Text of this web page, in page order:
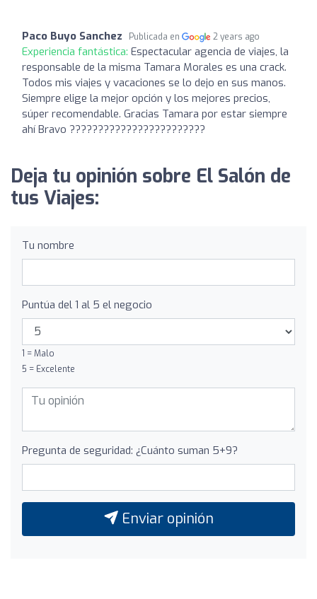
Paco Buyo Sanchez Publicada en 2 years ago
Experiencia fantástica: Espectacular agencia de viajes, la
responsable de la misma Tamara Morales es una crack.
Todos mis viajes y vacaciones se lo dejo en sus manos.
Siempre elige la mejor opción y los mejores precios,
súper recomendable. Gracias Tamara por estar siempre
ahí Bravo ????????????????????????
Deja tu opinión sobre El Salón de
tus Viajes:
Tu nombre
Puntúa del 1 al 5 el negocio
1 = Malo
5 = Excelente
Pregunta de seguridad: ¿Cuánto suman 5+9?
Enviar opinión